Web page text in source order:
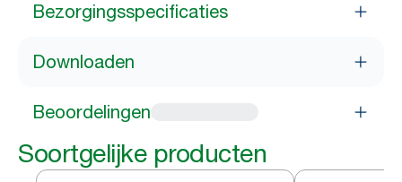
Bezorgingsspecificaties
Downloaden
Beoordelingen
Soortgelijke producten